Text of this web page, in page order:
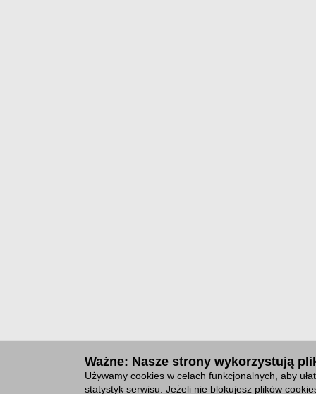
Ważne: Nasze strony wykorzystują
Używamy cookies w celach funkcjonalnych, aby
statystyk serwisu. Jeżeli nie blokujesz plików